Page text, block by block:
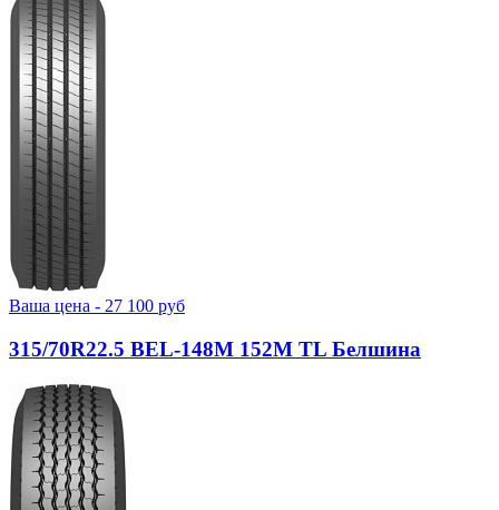
Ваша цена - 27 100 руб
315/70R22.5 BEL-148М 152M TL Белшина